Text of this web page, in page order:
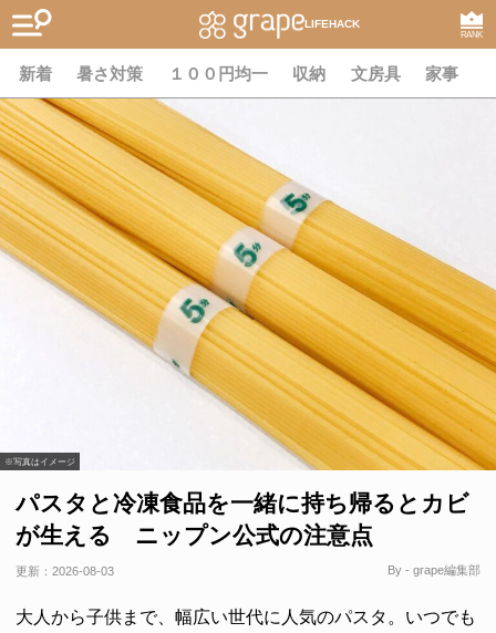
LIFEHACK
RANK
新着 暑さ対策 １００円均一 収納 文房具 家事
※写真はイメージ
パスタと冷凍食品を一緒に持ち帰るとカビ
が生える ニップン公式の注意点
更新： 2026-08-03 By - grape編集部
大人から子供まで、幅広い世代に人気のパスタ。いつでも